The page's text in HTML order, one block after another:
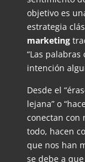
objetivo es
estrategia
marketing
“Las
intención
Desde el
lejana” o
conectan con
todo, hacen
que nos han
se debe a